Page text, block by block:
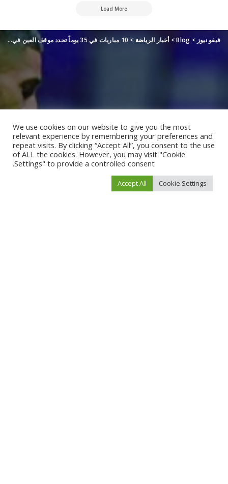
Load More
فيفو نيوز >
Blog
> أخبار الرياضة > 10 مباريات في 35 يوماً تحدد موقف العين في 4 بطولات
We use cookies on our website to give you the most
relevant experience by remembering your preferences and
repeat visits. By clicking “Accept All”, you consent to the use
of ALL the cookies. However, you may visit "Cookie
Settings" to provide a controlled consent.
Cookie Settings
Accept All